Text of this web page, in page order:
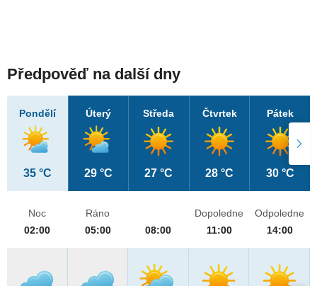
Předpověď na další dny
Pondělí
35 °C
Úterý
29 °C
Středa
27 °C
Čtvrtek
28 °C
Pátek
30 °C
Noc
02:00
Ráno
05:00
08:00
Dopoledne
11:00
Odpoledne
14:00